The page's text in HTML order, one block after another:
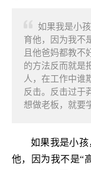
如果我是小
育他，因为我不
且他爸妈都教不
的方法反而就是
人，在工作中谁
反击。反击过于
想做老板，就要
如果我是小
他，因为我不是“